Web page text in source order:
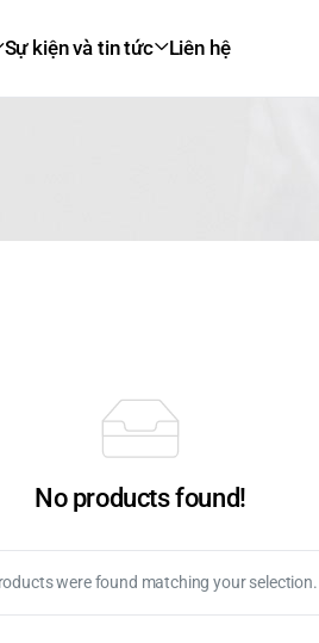
Sự kiện và tin tức Liên hệ
No products found!
were found matching your selection.